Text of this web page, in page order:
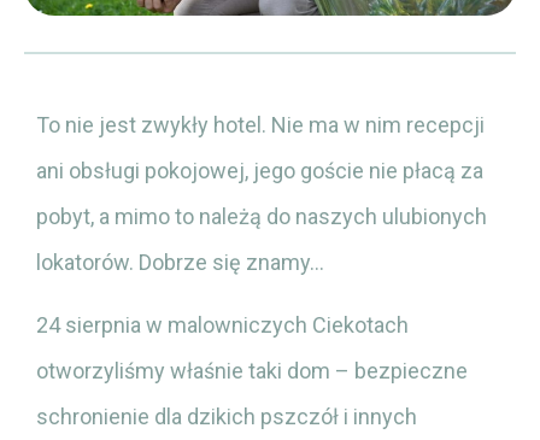
To nie jest zwykły hotel. Nie ma w nim recepcji
ani obsługi pokojowej, jego goście nie płacą za
pobyt, a mimo to należą do naszych ulubionych
lokatorów. Dobrze się znamy…
24 sierpnia w malowniczych Ciekotach
otworzyliśmy właśnie taki dom – bezpieczne
schronienie dla dzikich pszczół i innych